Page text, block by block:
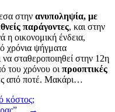
στην ανυποληψία, με
παράγοντες, και στην
η οικονομική ένδεια,
χρόνια ψήγματα
σταθεροποιηθεί στην 12η
του χρόνου οι προοπτικές
από ποτέ. Μακάρι…
κόστος;